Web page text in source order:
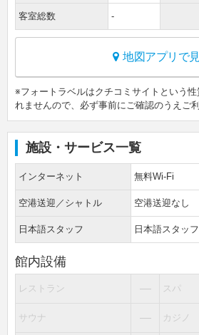
客室総数 -
地図アプリで
※フォートラベルはクチコミサイトという
れませんので、必ず事前にご確認のうえご
施設・サービス一覧
インターネット 無料Wi-Fi
空港送迎／シャトル 空港送迎なし
日本語スタッフ 日本語スタッ
館内設備
レストラン ― スパ
サウナ ― カジノ